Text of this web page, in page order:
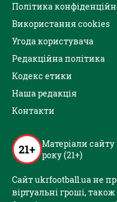
Політика
Використання cookies
Угода користувача
Редакційна політика
Кодекс етики
Наша редакція
Контакти
21+ Матеріали сайту
року (21+)
Сайт ukrfootball.ua не
віртуальні гроші,